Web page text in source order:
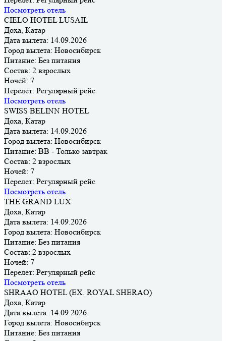
Посмотреть отель
CIELO HOTEL LUSAIL
Доха, Катар
Дата вылета: 14.09.2026
Город вылета: Новосибирск
Питание: Без питания
Состав: 2 взрослых
Ночей: 7
Перелет: Регулярный рейс
Посмотреть отель
SWISS BELINN HOTEL
Доха, Катар
Дата вылета: 14.09.2026
Город вылета: Новосибирск
Питание: BB - Только завтрак
Состав: 2 взрослых
Ночей: 7
Перелет: Регулярный рейс
Посмотреть отель
THE GRAND LUX
Доха, Катар
Дата вылета: 14.09.2026
Город вылета: Новосибирск
Питание: Без питания
Состав: 2 взрослых
Ночей: 7
Перелет: Регулярный рейс
Посмотреть отель
SHRAAO HOTEL (EX. ROYAL SHERAO)
Доха, Катар
Дата вылета: 14.09.2026
Город вылета: Новосибирск
Питание: Без питания